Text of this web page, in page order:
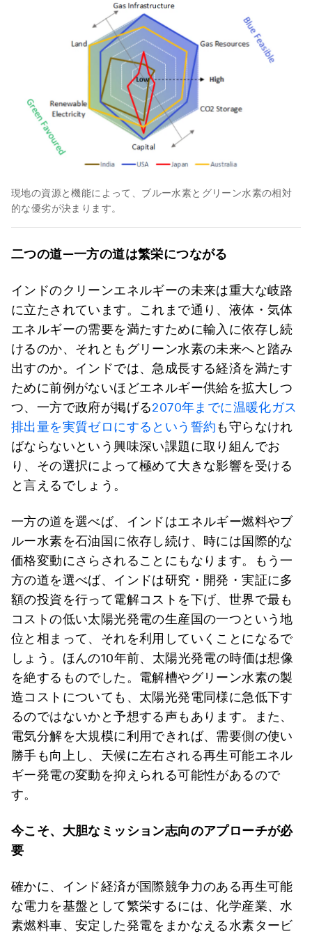
現地の資源と機能によって、ブルー水素とグリーン水素の相対
的な優劣が決まります。
二つの道―一方の道は繁栄につながる
インドのクリーンエネルギーの未来は重大な岐路
に立たされています。これまで通り、液体・気体
エネルギーの需要を満たすために輸入に依存し続
けるのか、それともグリーン水素の未来へと踏み
出すのか。インドでは、急成長する経済を満たす
ために前例がないほどエネルギー供給を拡大しつ
つ、一方で政府が掲げる2070年までに温暖化ガス
排出量を実質ゼロにするという誓約も守らなけれ
ばならないという興味深い課題に取り組んでお
り、その選択によって極めて大きな影響を受ける
と言えるでしょう。
一方の道を選べば、インドはエネルギー燃料やブ
ルー水素を石油国に依存し続け、時には国際的な
価格変動にさらされることにもなります。もう一
方の道を選べば、インドは研究・開発・実証に多
額の投資を行って電解コストを下げ、世界で最も
コストの低い太陽光発電の生産国の一つという地
位と相まって、それを利用していくことになるで
しょう。ほんの10年前、太陽光発電の時価は想像
を絶するものでした。電解槽やグリーン水素の製
造コストについても、太陽光発電同様に急低下す
るのではないかと予想する声もあります。また、
電気分解を大規模に利用できれば、需要側の使い
勝手も向上し、天候に左右される再生可能エネル
ギー発電の変動を抑えられる可能性があるので
す。
今こそ、大胆なミッション志向のアプローチが必
要
確かに、インド経済が国際競争力のある再生可能
な電力を基盤として繁栄するには、化学産業、水
素燃料車、安定した発電をまかなえる水素タービ